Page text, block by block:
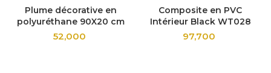
Plume décorative en
polyuréthane 90X20 cm
52,000
Composite en PVC
Intérieur Black WT028
97,700